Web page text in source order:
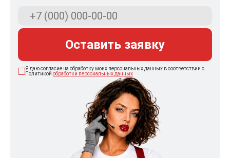
Оставить заявку
Я даю согласие на обработку моих персональных данных в соответствии с
Политикой обработки персональных данных